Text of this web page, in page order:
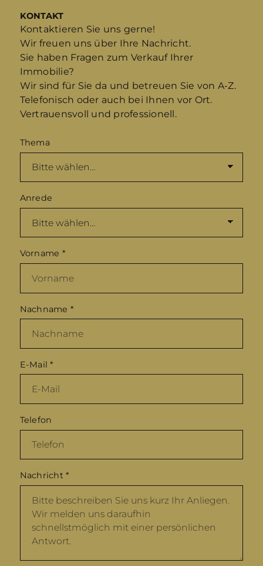
KONTAKT
Kontaktieren Sie uns gerne!
Wir freuen uns über Ihre Nachricht.
Sie haben Fragen zum Verkauf Ihrer
Immobilie?
Wir sind für Sie da und betreuen Sie von A-Z.
Telefonisch oder auch bei Ihnen vor Ort.
Vertrauensvoll und professionell.
Thema
Anrede
Vorname *
Nachname *
E-Mail*
Telefon
Nachricht*